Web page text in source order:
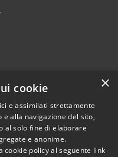
© 2026 • Comune di
×
cookie
e assimilati strettamente
alla navigazione del sito,
al solo fine di elaborare
e anonime.
cookie policy al seguente link